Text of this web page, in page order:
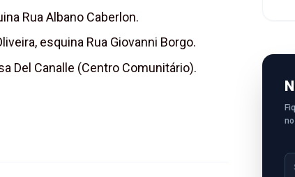
Rua Albano Caberlon.
esquina Rua Giovanni Borgo.
Del Canalle (Centro Comunitário).